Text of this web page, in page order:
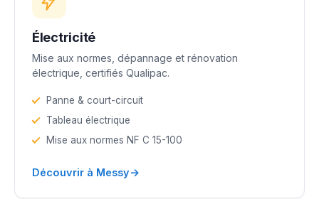
Électricité
Mise aux normes, dépannage et rénovation
électrique, certifiés Qualipac.
Panne & court-circuit
Tableau électrique
Mise aux normes NF C 15-100
Découvrir à Messy→